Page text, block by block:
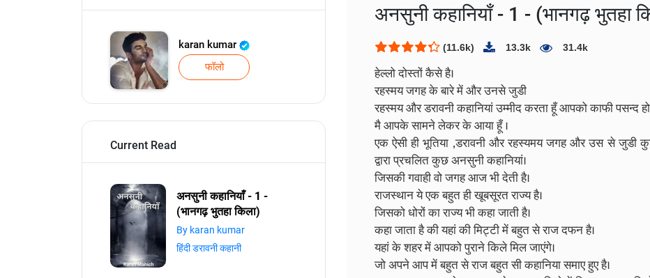
karan kumar
फॉलो
Current Read
अनसुनी कहानियाँ - 1 -
(भानगढ़ भुतहा किला)
By karan kumar
हिंदी डरावनी कहानी
अनसुनी कहानियाँ - 1 - (भानगढ़ भुतहा
(11.6k) 13.3k 31.4k
हेल्लो दोस्तों कैसे है।
रहस्मय जगह के बारे में और उनसे जुडी
रहस्मय और डरावनी कहानियां उम्मीद करता हूँ आपको काफी पसन्द
मै आपके सामने लेकर के आया हूँ ।
एक ऐसी ही भूतिया ,डरावनी और रहस्यमय जगह और उस से जुडी
द्वारा प्रचलित कुछ अनसुनी कहानियां।
जिसकी गवाही वो जगह आज भी देती है।
राजस्थान ये एक बहुत ही खूबसूरत राज्य है।
जिसको धोरों का राज्य भी कहा जाती है।
कहा जाता है की यहां की मिट्टी में बहुत से राज दफन है।
यहां के शहर में आपको पुराने किले मिल जाएंगे।
जो अपने आप में बहुत से राज बहुत सी कहानिया समाए हुए है।